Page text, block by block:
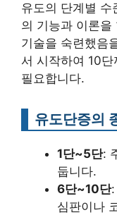
유도의 단계별 수
의 기능과 이론을
기술을 숙련했음
서 시작하여 10
필요합니다.
유도단증의
1단~5단:
둡니다.
6단~10단:
심판이나